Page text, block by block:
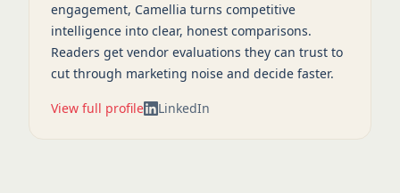
engagement, Camellia turns competitive
intelligence into clear, honest comparisons.
Readers get vendor evaluations they can trust to
cut through marketing noise and decide faster.
View full profile LinkedIn